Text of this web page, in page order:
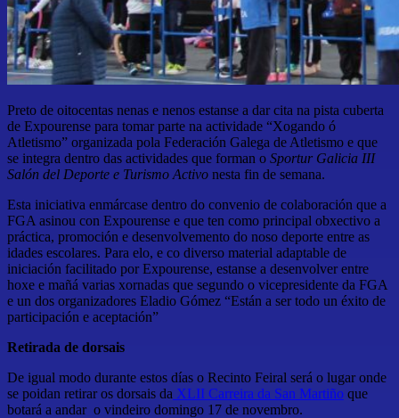
Preto de oitocentas nenas e nenos estanse a dar cita na pista cuberta
de Expourense para tomar parte na actividade “Xogando ó
Atletismo” organizada pola Federación Galega de Atletismo e que
se integra dentro das actividades que forman o Sportur Galicia III
Salón del Deporte e Turismo Activo nesta fin de semana.
Esta iniciativa enmárcase dentro do convenio de colaboración que a
FGA asinou con Expourense e que ten como principal obxectivo a
práctica, promoción e desenvolvemento do noso deporte entre as
idades escolares. Para elo, e co diverso material adaptable de
iniciación facilitado por Expourense, estanse a desenvolver entre
hoxe e mañá varias xornadas que segundo o vicepresidente da FGA
e un dos organizadores Eladio Gómez “Están a ser todo un éxito de
participación e aceptación”
Retirada de dorsais
De igual modo durante estos días o Recinto Feiral será o lugar onde
se poidan retirar os dorsais da XLII Carreira da San Martiño que
botará a andar o vindeiro domingo 17 de novembro.